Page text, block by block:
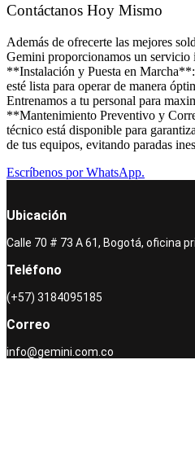
Contáctanos Hoy Mismo
Además de ofrecerte las mejores
Gemini proporcionamos un servicio
**Instalación y Puesta en
esté lista para operar de manera
Entrenamos a tu personal para
**Mantenimiento Preventivo y
técnico está disponible para
de tus equipos, evitando paradas
Escríbenos por WhatsApp.
Ubicación
Calle 70 # 73 A 61, Bogotá, oficina
Teléfono
(+57) 3184095185
Correo
info@gemini.com.co